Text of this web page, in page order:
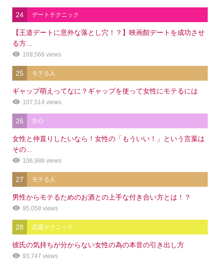
24 デートテクニック
【王道デートに意外な落とし穴！？】映画館デートを成功させ
る方...
109,566 views
25 モテる人
ギャップ萌えってなに？ギャップを使って女性にモテるには
107,514 views
26 女心
女性と仲直りしたいなら！女性の「もういい！」という言葉は
その...
106,988 views
27 モテる人
男性からモテるためのお酒との上手な付き合い方とは！？
95,058 views
28 恋愛テクニック
彼氏の気持ちが分からない女性の為の本音の引き出し方
93,747 views